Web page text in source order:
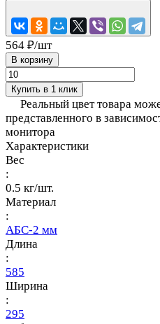
564 ₽/шт
В корзину
Купить в 1 клик
Реальный цвет товара
представленного в
монитора
Характеристики
Вес
:
0.5 кг/шт.
Материал
:
АБС-2 мм
Длина
:
585
Ширина
:
295